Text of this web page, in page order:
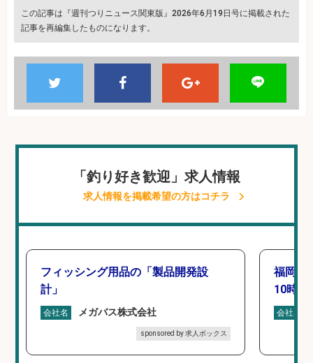
この記事は『週刊つりニュース関東版』2026年6月19日号に掲載された
記事を再編集したものになります。
「釣り好き歓迎」求人情報
求人情報を掲載希望の方はコチラ
フィッシング用品の「製品開発設
計」
会社名 メガバス株式会社
sponsored by 求人ボックス
福岡「
10時間
会社名